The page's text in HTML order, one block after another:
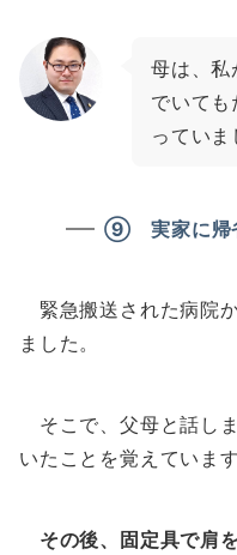
母は、私
でいて
っていま
⑨ 実家に帰
緊急搬送された病院
ました。
そこで、父母と話し
いたことを覚えています
その後、固定具で肩